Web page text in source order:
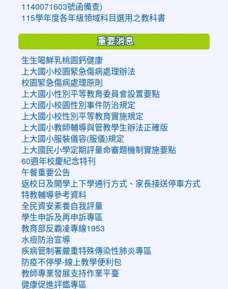
1140071603號函備查)
115學年度各年級領域科目選用之教科書
重要消息
生生喝鮮乳桃園鈣健康
上大國小校園緊急傷病處理辦法
校園緊急傷病處理原則
上大國小性別平等教育委員會設置要點
上大國小校園性別事件防治規定
上大國小校性別平等教育實施規定
上大國小教師輔導與管教學生辦法正確版
上大國小服裝儀容(服儀)規定
上大國民小學定期評量命審題機制實施要點
60週年校慶紀念特刊
午餐重要公告
返校日及開學上下學通行方式、家長接送停車方式
特教輔導參考資料
全民資安素養自我評量
學生申訴及再申訴專區
教育部反霸凌專線1953
水痘防治宣導
疾病管制署嚴重特殊傳染性肺炎專區
防疫不停學-線上教學便利包
教師專業發展支持作業平臺
健康促進評鑑專區